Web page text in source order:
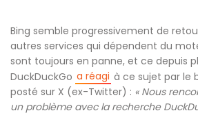
Bing semble progressivement de
autres services qui dépendent du
sont toujours en panne, et ce depuis
DuckDuckGo a réagi à ce sujet par le
posté sur X (ex-Twitter) : « Nous
un problème avec la recherche